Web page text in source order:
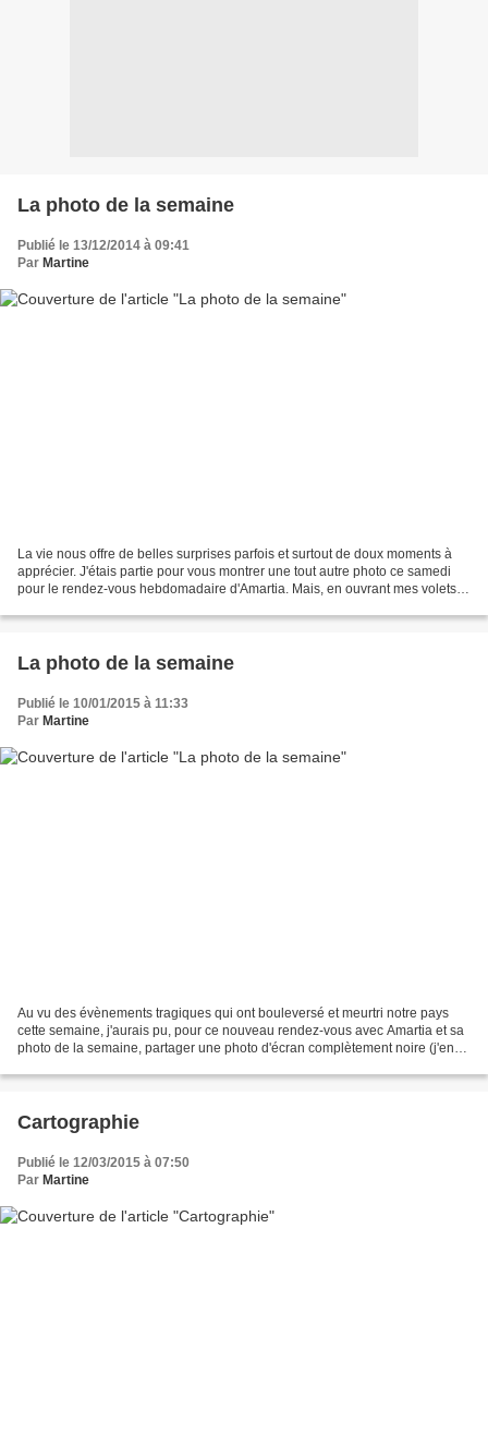
La photo de la semaine
Publié le 13/12/2014 à 09:41
Par Martine
La vie nous offre de belles surprises parfois et surtout de doux moments à
apprécier. J'étais partie pour vous montrer une tout autre photo ce samedi
pour le rendez-vous hebdomadaire d'Amartia. Mais, en ouvrant mes volets
La photo de la semaine
Publié le 10/01/2015 à 11:33
Par Martine
Au vu des évènements tragiques qui ont bouleversé et meurtri notre pays
cette semaine, j'aurais pu, pour ce nouveau rendez-vous avec Amartia et sa
photo de la semaine, partager une photo d'écran complètement noire (j'en
Cartographie
Publié le 12/03/2015 à 07:50
Par Martine